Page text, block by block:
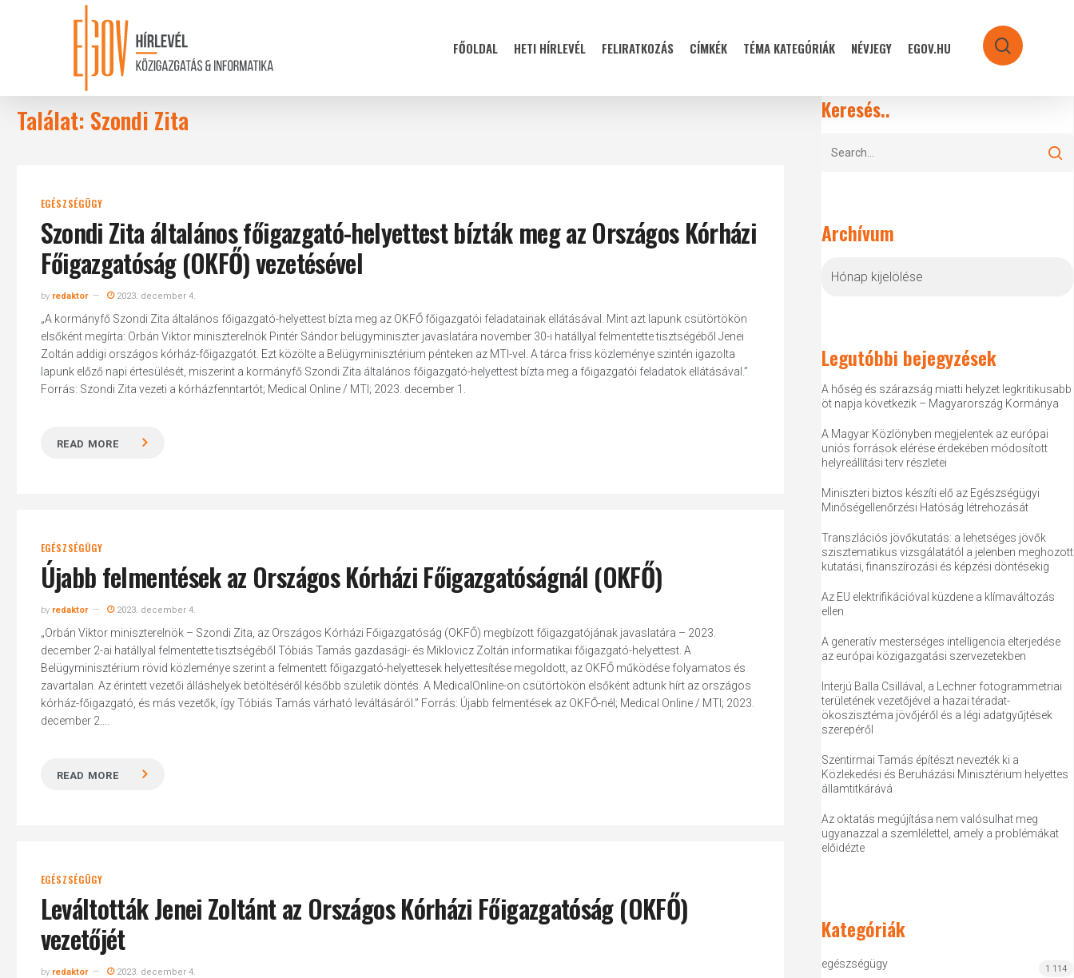
FŐOLDAL HETI HÍRLEVÉL FELIRATKOZÁS CÍMKÉK TÉMA KATEGÓRIÁK NÉVJEGY EGOV.HU search
Találat: Szondi Zita
EGÉSZSÉGÜGY
Szondi Zita általános főigazgató-helyettest bízták meg az Országos Kórházi
Főigazgatóság (OKFŐ) vezetésével
by redaktor 2023. december 4.
„A kormányfő Szondi Zita általános főigazgató-helyettest bízta meg az OKFŐ főigazgatói feladatainak ellátásával. Mint azt lapunk csütörtökön
elsőként megírta: Orbán Viktor miniszterelnök Pintér Sándor belügyminiszter javaslatára november 30-i hatállyal felmentette tisztségéből Jenei
Zoltán addigi országos kórház-főigazgatót. Ezt közölte a Belügyminisztérium pénteken az MTI-vel. A tárca friss közleménye szintén igazolta
lapunk előző napi értesülését, miszerint a kormányfő Szondi Zita általános főigazgató-helyettest bízta meg a főigazgatói feladatok ellátásával.”
Forrás: Szondi Zita vezeti a kórházfenntartót; Medical Online / MTI; 2023. december 1.
READ MORE
EGÉSZSÉGÜGY
Újabb felmentések az Országos Kórházi Főigazgatóságnál (OKFŐ)
by redaktor 2023. december 4.
„Orbán Viktor miniszterelnök – Szondi Zita, az Országos Kórházi Főigazgatóság (OKFŐ) megbízott főigazgatójának javaslatára – 2023.
december 2-ai hatállyal felmentette tisztségéből Tóbiás Tamás gazdasági- és Miklovicz Zoltán informatikai főigazgató-helyettest. A
Belügyminisztérium rövid közleménye szerint a felmentett főigazgató-helyettesek helyettesítése megoldott, az OKFŐ működése folyamatos és
zavartalan. Az érintett vezetői álláshelyek betöltéséről később születik döntés. A MedicalOnline-on csütörtökön elsőként adtunk hírt az országos
kórház-főigazgató, és más vezetők, így Tóbiás Tamás várható leváltásáról.” Forrás: Újabb felmentések az OKFŐ-nél; Medical Online / MTI; 2023.
december 2....
READ MORE
EGÉSZSÉGÜGY
Leváltották Jenei Zoltánt az Országos Kórházi Főigazgatóság (OKFŐ)
vezetőjét
by redaktor 2023. december 4.
Keresés..
Archívum
Legutóbbi bejegyzések
A hőség és szárazság miatti helyzet legkritikusabb
öt napja következik – Magyarország Kormánya
A Magyar Közlönyben megjelentek az európai
uniós források elérése érdekében módosított
helyreállítási terv részletei
Miniszteri biztos készíti elő az Egészségügyi
Minőségellenőrzési Hatóság létrehozását
Transzlációs jövőkutatás: a lehetséges jövők
szisztematikus vizsgálatától a jelenben meghozott
kutatási, finanszírozási és képzési döntésekig
Az EU elektrifikációval küzdene a klímaváltozás
ellen
A generatív mesterséges intelligencia elterjedése
az európai közigazgatási szervezetekben
Interjú Balla Csillával, a Lechner fotogrammetriai
területének vezetőjével a hazai téradat-
ökoszisztéma jövőjéről és a légi adatgyűjtések
szerepéről
Szentirmai Tamás építészt nevezték ki a
Közlekedési és Beruházási Minisztérium helyettes
államtitkárává
Az oktatás megújítása nem valósulhat meg
ugyanazzal a szemlélettel, amely a problémákat
előidézte
Kategóriák
egészségügy 1 114